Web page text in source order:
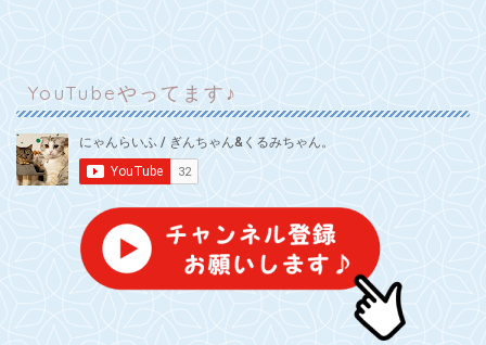
YouTubeやってます♪